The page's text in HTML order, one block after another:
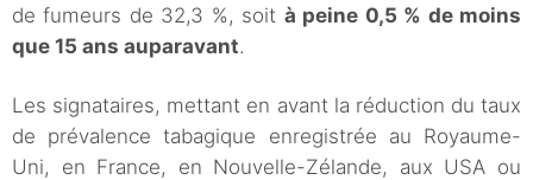
de fumeurs de 32,3 %, soit à peine 0,5 % de moins
que 15 ans auparavant.
Les signataires, mettant en avant la réduction du taux
de prévalence tabagique enregistrée au Royaume-
Uni, en France, en Nouvelle-Zélande, aux USA ou